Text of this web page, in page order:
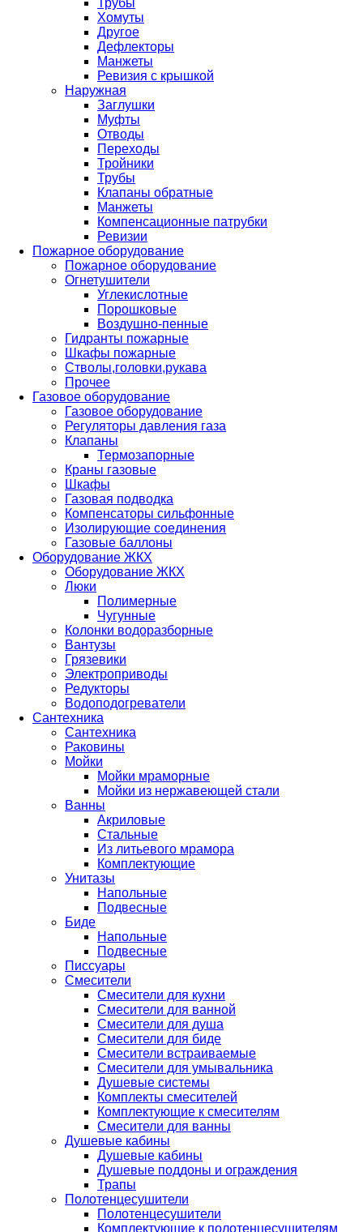
Трубы
Хомуты
Другое
Дефлекторы
Манжеты
Ревизия с крышкой
Наружная
Заглушки
Муфты
Отводы
Переходы
Тройники
Трубы
Клапаны обратные
Манжеты
Компенсационные патрубки
Ревизии
Пожарное оборудование
Пожарное оборудование
Огнетушители
Углекислотные
Порошковые
Воздушно-пенные
Гидранты пожарные
Шкафы пожарные
Стволы,головки,рукава
Прочее
Газовое оборудование
Газовое оборудование
Регуляторы давления газа
Клапаны
Термозапорные
Краны газовые
Шкафы
Газовая подводка
Компенсаторы сильфонные
Изолирующие соединения
Газовые баллоны
Оборудование ЖКХ
Оборудование ЖКХ
Люки
Полимерные
Чугунные
Колонки водоразборные
Вантузы
Грязевики
Электроприводы
Редукторы
Водоподогреватели
Сантехника
Сантехника
Раковины
Мойки
Мойки мраморные
Мойки из нержавеющей стали
Ванны
Акриловые
Стальные
Из литьевого мрамора
Комплектующие
Унитазы
Напольные
Подвесные
Биде
Напольные
Подвесные
Писсуары
Смесители
Смесители для кухни
Смесители для ванной
Смесители для душа
Смесители для биде
Смесители встраиваемые
Смесители для умывальника
Душевые системы
Комплекты смесителей
Комплектующие к смесителям
Смесители для ванны
Душевые кабины
Душевые кабины
Душевые поддоны и ограждения
Трапы
Полотенцесушители
Полотенцесушители
Комплектующие к полотенцесушителям